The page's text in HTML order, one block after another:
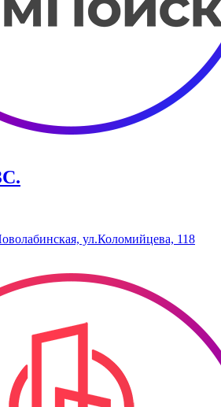
ул.Коломийцева, 118